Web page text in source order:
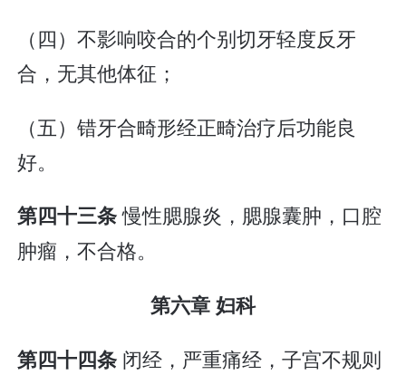
（四）不影响咬合的个别切牙轻度反牙
合，无其他体征；
（五）错牙合畸形经正畸治疗后功能良
好。
第四十三条慢性腮腺炎，腮腺囊肿，口腔
肿瘤，不合格。
第六章 妇科
第四十四条 闭经，严重痛经，子宫不规则